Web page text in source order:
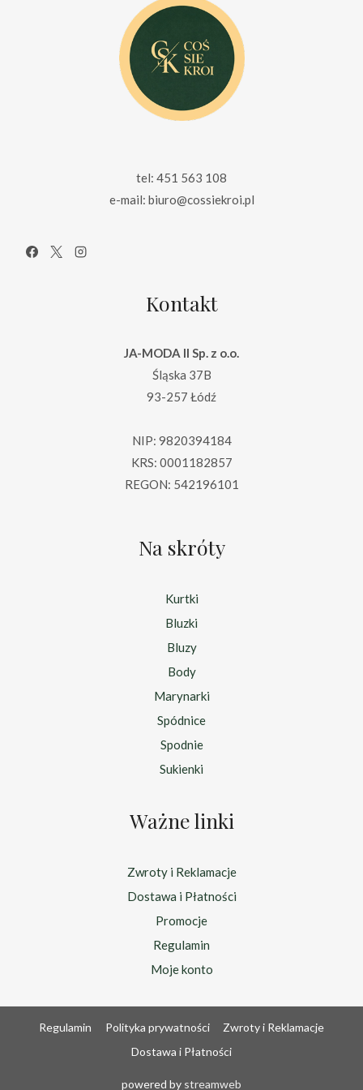
tel: 451 563 108
e-mail: biuro@cossiekroi.pl
Kontakt
JA-MODA II Sp. z o.o.
Śląska 37B
93-257 Łódź
NIP: 9820394184
KRS: 0001182857
REGON: 542196101
Na skróty
Kurtki
Bluzki
Bluzy
Body
Marynarki
Spódnice
Spodnie
Sukienki
Ważne linki
Zwroty i Reklamacje
Dostawa i Płatności
Promocje
Regulamin
Moje konto
Regulamin Polityka prywatności
Zwroty i Reklamacje
Dostawa i Płatności
powered by streamweb